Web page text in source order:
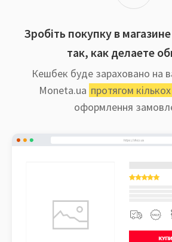
Зробіть покупку в
так, как делаете
Кешбек буде зараховано на
Moneta.ua протягом
оформлення